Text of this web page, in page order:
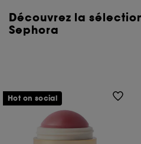
*Clean at Sephora = Des
sélectionnés avec soin.
Découvrez la
Sephora
Hot on social